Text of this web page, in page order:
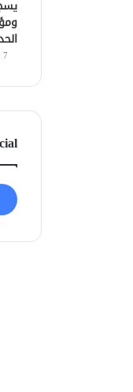
7 أغسطس، 2026